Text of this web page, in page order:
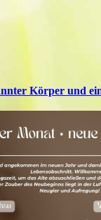
Körper und